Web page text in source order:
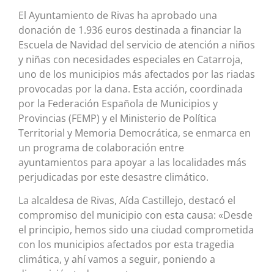
El Ayuntamiento de Rivas ha aprobado una
donación de 1.936 euros destinada a financiar la
Escuela de Navidad del servicio de atención a niños
y niñas con necesidades especiales en Catarroja,
uno de los municipios más afectados por las riadas
provocadas por la dana. Esta acción, coordinada
por la Federación Española de Municipios y
Provincias (FEMP) y el Ministerio de Política
Territorial y Memoria Democrática, se enmarca en
un programa de colaboración entre
ayuntamientos para apoyar a las localidades más
perjudicadas por este desastre climático.
La alcaldesa de Rivas, Aída Castillejo, destacó el
compromiso del municipio con esta causa: «Desde
el principio, hemos sido una ciudad comprometida
con los municipios afectados por esta tragedia
climática, y ahí vamos a seguir, poniendo a